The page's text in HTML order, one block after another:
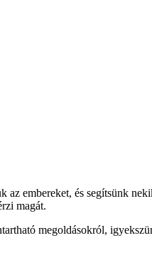
embereket, és segítsünk
magát.
megoldásokról,